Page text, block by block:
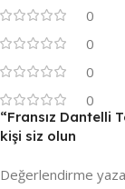
0
0
0
0
“Fransız Dantelli
kişi siz olun
Değerlendirme